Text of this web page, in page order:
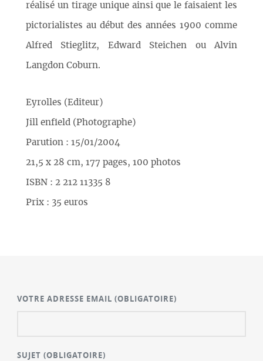
réalisé un tirage unique ainsi que le faisaient les
pictorialistes au début des années 1900 comme
Alfred Stieglitz, Edward Steichen ou Alvin
Langdon Coburn.
Eyrolles (Editeur)
Jill enfield (Photographe)
Parution : 15/01/2004
21,5 x 28 cm, 177 pages, 100 photos
ISBN : 2 212 11335 8
Prix : 35 euros
VOTRE ADRESSE EMAIL(OBLIGATOIRE)
SUJET(OBLIGATOIRE)